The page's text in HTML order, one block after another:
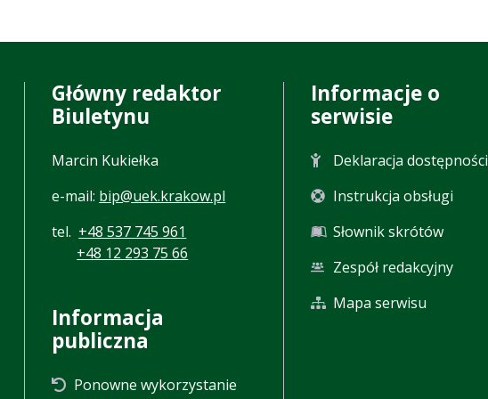
Główny redaktor
Biuletynu
Marcin Kukiełka
e-mail: bip@uek.krakow.pl
tel. +48 537 745 961
+48 12 293 75 66
Informacja
publiczna
Ponowne wykorzystanie
Informacje o
serwisie
Deklaracja dostępności
Instrukcja obsługi
Słownik skrótów
Zespół redakcyjny
Mapa serwisu